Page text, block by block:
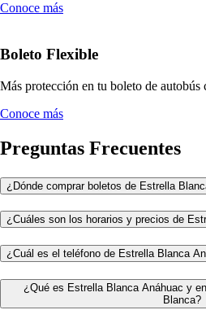
Conoce más
Boleto Flexible
Más protección en tu boleto de
Conoce más
Preguntas Frecuentes
¿Dónde comprar boletos de Estrella
¿Cuáles son los horarios y precios de
¿Cuál es el teléfono de Estrella Blanca
¿Qué es Estrella Blanca Anáhuac y
Blanca?